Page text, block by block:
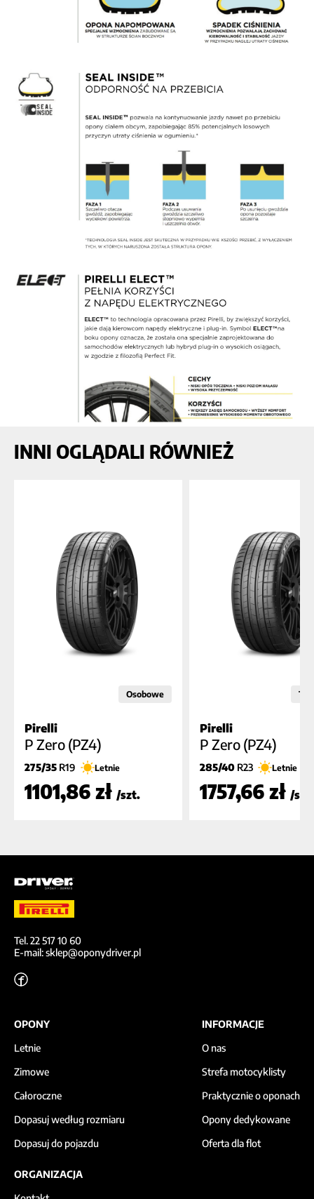
INNI OGLĄDALI RÓWNIEŻ
Osobowe
Pirelli
P Zero (PZ4)
275/35 R19 Letnie
1101,86 zł /szt.
Pirelli
P Zero (PZ4)
285/40 R23 Letnie
1757,66 zł /szt.
Tel. 22 517 10 60
E-mail: sklep@oponydriver.pl
OPONY
Letnie
Zimowe
Całoroczne
Dopasuj według rozmiaru
Dopasuj do pojazdu
INFORMACJE
O nas
Strefa motocyklisty
Praktycznie o oponach
Opony dedykowane
Oferta dla flot
ORGANIZACJA